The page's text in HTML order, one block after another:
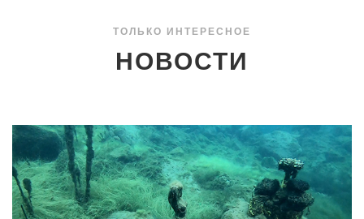
ТОЛЬКО ИНТЕРЕСНОЕ
НОВОСТИ